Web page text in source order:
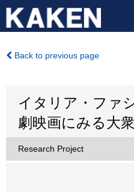
Back to previous page
イタリア・ファ
劇映画にみる大
Research Project